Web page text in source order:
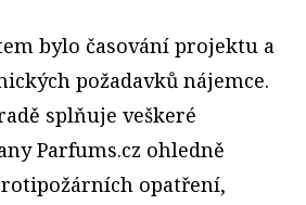
bylo časování projektu a
požadavků nájemce.
splňuje veškeré
Parfums.cz ohledně
opatření,